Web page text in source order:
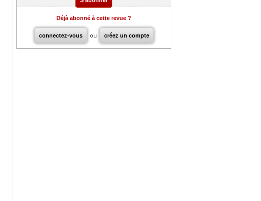
Déjà abonné à cette revue ?
connectez-vous ou créez un compte